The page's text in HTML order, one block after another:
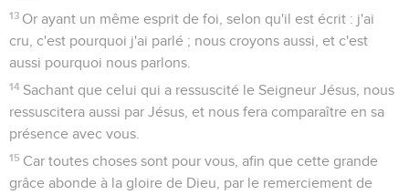
13 Or ayant un même esprit de foi, selon qu'il est écrit : j'ai
cru, c'est pourquoi j'ai parlé ; nous croyons aussi, et c'est
aussi pourquoi nous parlons.
14 Sachant que celui qui a ressuscité le Seigneur Jésus, nous
ressuscitera aussi par Jésus, et nous fera comparaître en sa
présence avec vous.
15 Car toutes choses sont pour vous, afin que cette grande
grâce abonde à la gloire de Dieu, par le remerciement de